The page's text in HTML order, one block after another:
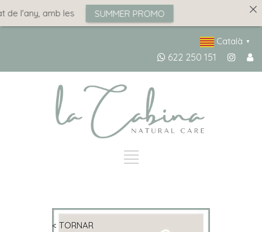
Català ▼
622 250 151
< TORNAR
l'any, amb les SUMMER PROMO